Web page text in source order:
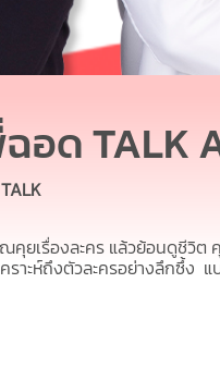
ด TALK
คุยเรื่องละคร แล้วย้อนดูชีวิต
ราะห์ถึงตัวละครอย่างลึกซึ้ง แ